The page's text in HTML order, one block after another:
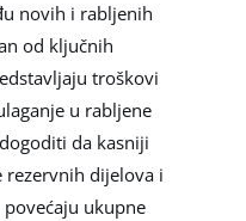
novih i rabljenih
od ključnih
troškovi
u rabljene
da kasniji
rezervnih dijelova i
ukupne